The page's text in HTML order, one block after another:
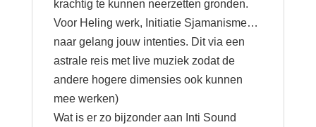
krachtig te kunnen neerzetten gronden.
Voor Heling werk, Initiatie Sjamanisme…
naar gelang jouw intenties. Dit via een
astrale reis met live muziek zodat de
andere hogere dimensies ook kunnen
mee werken)
Wat is er zo bijzonder aan Inti Sound